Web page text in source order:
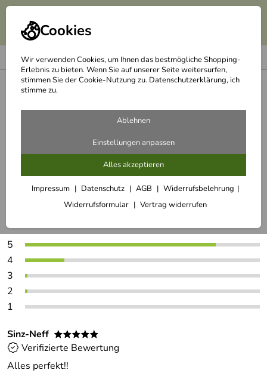
Cookies
Wir verwenden Cookies, um Ihnen das bestmögliche Shopping-
Erlebnis zu bieten. Wenn Sie auf unserer Seite weitersurfen,
stimmen Sie der Cookie-Nutzung zu. Datenschutzerklärung, ich
stimme zu.
Ablehnen
Einstellungen anpassen
Alles akzeptieren
Impressum Datenschutz AGB
Widerrufsbelehrung
Widerrufsformular
Vertrag widerrufen
GEFU Spiralschneider Spirelli
zurück zum Artikel
Kundenbewertungen für GEFU
Spiralschneider Spirelli (90)
5
4
3
2
1
Sinz-Neff *****
Verifizierte Bewertung
Alles perfekt!!